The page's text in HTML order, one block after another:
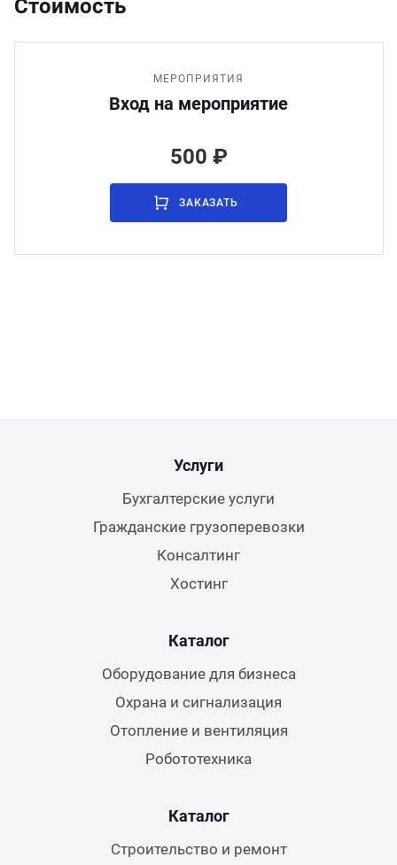
Стоимость
МЕРОПРИЯТИЯ
Вход на мероприятие
500 ₽
ЗАКАЗАТЬ
Услуги
Бухгалтерские услуги
Гражданские грузоперевозки
Консалтинг
Хостинг
Каталог
Оборудование для бизнеса
Охрана и сигнализация
Отопление и вентиляция
Робототехника
Каталог
Строительство и ремонт